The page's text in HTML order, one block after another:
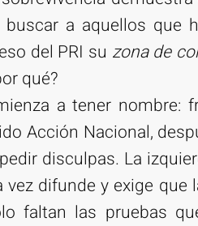
buscar a aquellos que
del PRI su zona de
qué?
a tener nombre:
Acción Nacional,
disculpas. La
vez difunde y exige que
faltan las pruebas